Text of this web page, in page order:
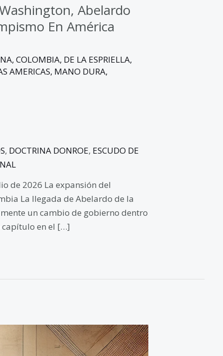
Abelardo
En América
, COLOMBIA, DE LA ESPRIELLA,
AMERICAS, MANO DURA,
, DOCTRINA DONROE, ESCUDO DE
de 2026 La expansión del
La llegada de Abelardo de la
un cambio de gobierno dentro
capítulo en el […]